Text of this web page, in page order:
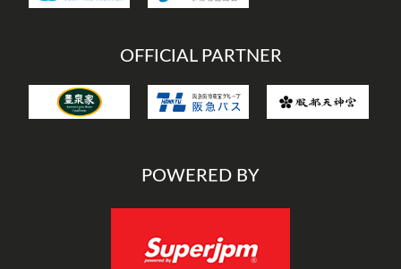
OFFICIAL PARTNER
POWERED BY